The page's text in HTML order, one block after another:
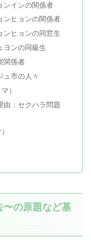
ンインの関係者
ンヒョンの関係者
ンヒョンの同窓生
ヨンの同級生
関係者
ュ市の人々
）
由：セクハラ問題
〜の原題など基